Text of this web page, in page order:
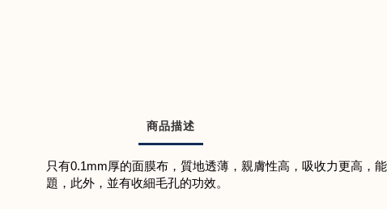
商品描述
只有0.1mm厚的面膜布，質地透薄，親膚性高，吸收力更高，
題，此外，並有收細毛孔的功效。